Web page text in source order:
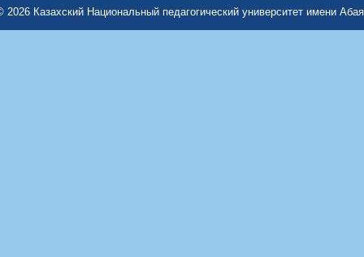
2026 Казахский Национальный педагогический университет имени Абая